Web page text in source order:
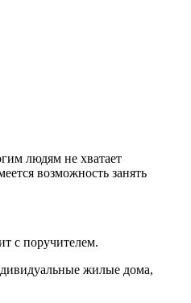
людям не хватает
возможность занять
с поручителем.
жилые дома,